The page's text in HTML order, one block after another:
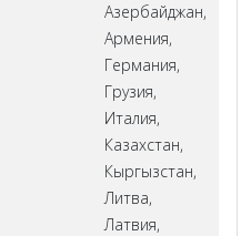
Азербайджан,
Армения,
Германия,
Грузия,
Италия,
Казахстан,
Кыргызстан,
Литва,
Латвия,